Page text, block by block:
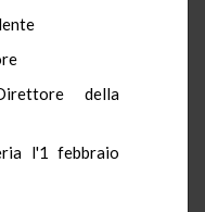
della
l'1 febbraio